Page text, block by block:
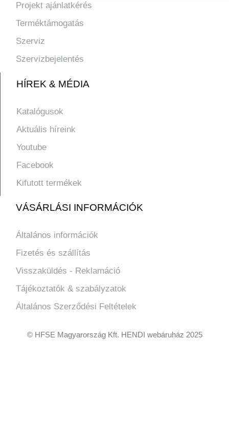
Projekt ajánlatkérés
Terméktámogatás
Szerviz
Szervizbejelentés
HÍREK & MÉDIA
Katalógusok
Aktuális híreink
Youtube
Facebook
Kifutott termékek
VÁSÁRLÁSI INFORMÁCIÓK
Általános információk
Fizetés és szállítás
Visszaküldés - Reklamáció
Tájékoztatók & szabályzatok
Általános Szerződési Feltételek
© HFSE Magyarország Kft. HENDI webáruház 2025